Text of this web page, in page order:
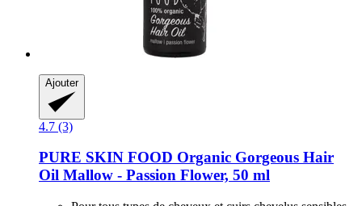
Ajouter
4.7 (3)
PURE SKIN FOOD Organic Gorgeous Hair
Oil Mallow -​ Passion Flower, 50 ml